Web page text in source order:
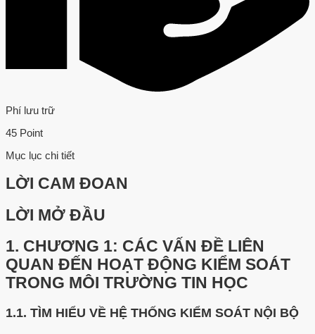
Phí lưu trữ
45 Point
Mục lục chi tiết
LỜI CAM ĐOAN
LỜI MỞ ĐẦU
1. CHƯƠNG 1: CÁC VẤN ĐỀ LIÊN
QUAN ĐẾN HOẠT ĐỘNG KIỂM SOÁT
TRONG MÔI TRƯỜNG TIN HỌC
1.1. TÌM HIỂU VỀ HỆ THỐNG KIỂM SOÁT NỘI BỘ